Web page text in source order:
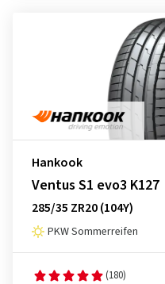
Hankook
Ventus S1 evo3 K127
285/35 ZR20 (104Y)
PKW Sommerreifen
(180)